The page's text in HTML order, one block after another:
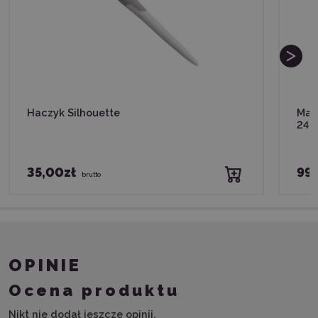
Haczyk Silhouette
35,00zł brutto
24″
OPINIE
Ocena produktu
Nikt nie dodał jeszcze opinii.